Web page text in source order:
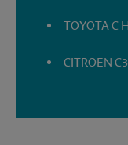
TOYOTA C
CITROEN C3